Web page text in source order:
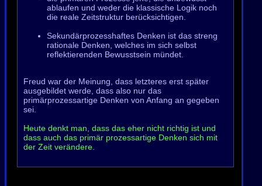
ablaufen und weder die klassische Logik noch
die reale Zeitstruktur berücksichtigen.
Sekundärprozesshaftes Denken ist das streng
rationale Denken, welches im sich selbst
reflektierenden Bewusstsein mündet.
Freud war der Meinung, dass letzteres erst später
ausgebildet werde, dass also nur das
primärprozessartige Denken von Anfang an gegeben
sei.
Heute denkt man, dass das eher nicht richtig ist und
dass auch das primär prozessartige Denken sich mit
der Zeit verändere.